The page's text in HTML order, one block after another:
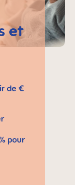
et
de €
pour